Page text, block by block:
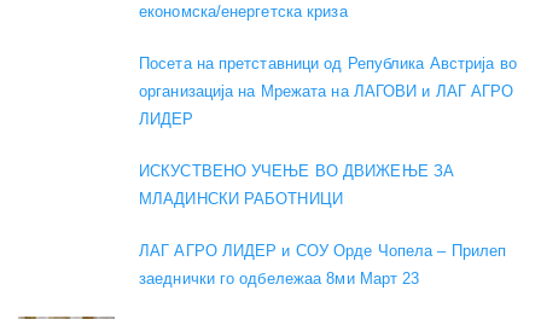
економска/енергетска криза
Посета на претставници од Република Австрија во
организација на Мрежата на ЛАГОВИ и ЛАГ АГРО
ЛИДЕР
ИСКУСТВЕНО УЧЕЊЕ ВО ДВИЖЕЊЕ ЗА
МЛАДИНСКИ РАБОТНИЦИ
ЛАГ АГРО ЛИДЕР и СОУ Орде Чопела – Прилеп
заеднички го одбележаа 8ми Март 23